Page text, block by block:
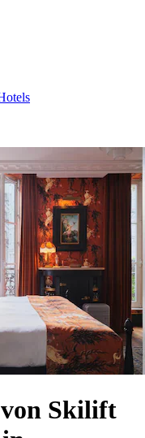
Skilift